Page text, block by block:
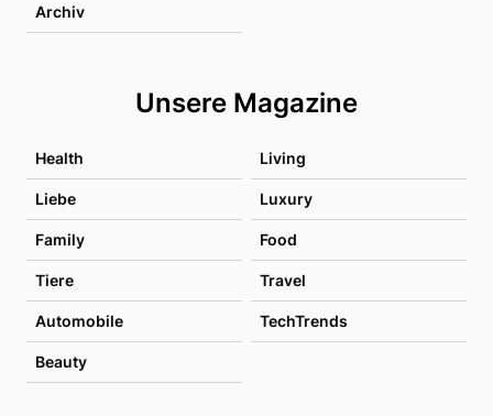
Archiv
Unsere Magazine
Health Living
Liebe Luxury
Family Food
Tiere Travel
Automobile TechTrends
Beauty